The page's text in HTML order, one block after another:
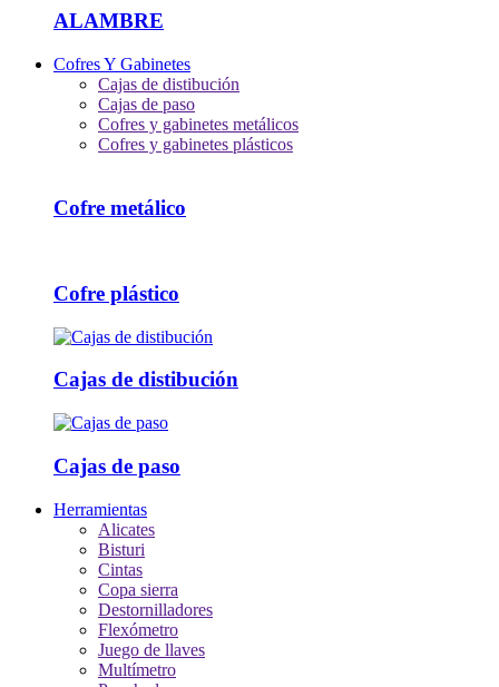
ALAMBRE
Cofres Y Gabinetes
Cajas de distibución
Cajas de paso
Cofres y gabinetes metálicos
Cofres y gabinetes plásticos
Cofre metálico
Cofre plástico
Cajas de distibución
Cajas de paso
Herramientas
Alicates
Bisturi
Cintas
Copa sierra
Destornilladores
Flexómetro
Juego de llaves
Multímetro